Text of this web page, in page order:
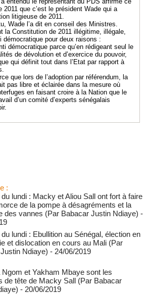
2011 que c’est le président Wade qui a
litigieuse de 2011.
Wade l’a dit en conseil des Ministres.
la Constitution de 2011 illégitime, illégale,
démocratique pour deux raisons :
démocratique parce qu’en rédigeant seul le
de dévolution et d’exercice du pouvoir,
qui définit tout dans l’Etat par rapport à
que lors de l’adoption par référendum, la
pas libre et éclairée dans la mesure où
en faisant croire à la Nation que le
d’un comité d’experts sénégalais
:
lundi : Macky et Aliou Sall ont fort à faire
de la pompe à désagréments et la
des vannes (Par Babacar Justin Ndiaye) -
lundi : Ebullition au Sénégal, élection en
et dislocation en cours au Mali (Par
Ndiaye) - 24/06/2019
Ngom et Yakham Mbaye sont les
de tête de Macky Sall (Par Babacar
- 20/06/2019